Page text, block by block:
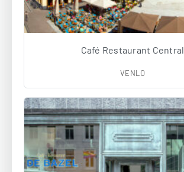
Café Restaurant Central
VENLO